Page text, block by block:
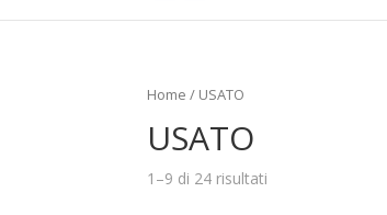
Home / USATO
USATO
1–9 di 24 risultati